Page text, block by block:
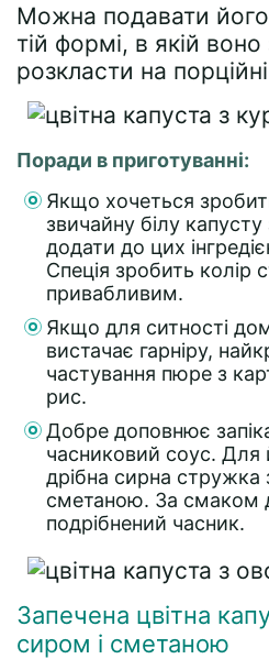
Можна подавати
тій формі, в якій
розкласти на
Поради в приготуванні:
Якщо хочеться
звичайну білу
додати до цих
Спеція зробить колір
привабливим.
Якщо для ситності
вистачає гарніру,
частування пюре з
рис.
Добре доповнює
часниковий соус. Для
дрібна сирна стружка
сметаною. За смаком
подрібнений часник.
Запечена цвітна
сиром і сметаною